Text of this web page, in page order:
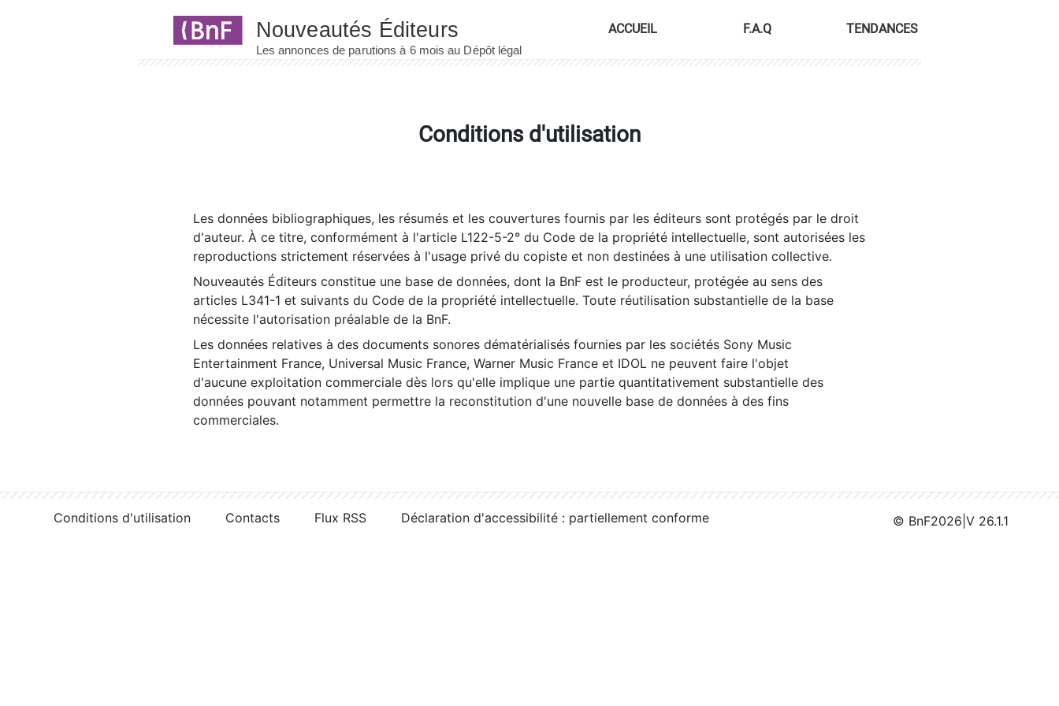
ACCUEIL F.A.Q TENDANCES
Conditions d'utilisation
Les données bibliographiques, les résumés et les couvertures fournis par les éditeurs sont protégés par le droit
d'auteur. À ce titre, conformément à l'article L122-5-2° du Code de la propriété intellectuelle, sont autorisées les
reproductions strictement réservées à l'usage privé du copiste et non destinées à une utilisation collective.
Nouveautés Éditeurs constitue une base de données, dont la BnF est le producteur, protégée au sens des
articles L341-1 et suivants du Code de la propriété intellectuelle. Toute réutilisation substantielle de la base
nécessite l'autorisation préalable de la BnF.
Les données relatives à des documents sonores dématérialisés fournies par les sociétés Sony Music
Entertainment France, Universal Music France, Warner Music France et IDOL ne peuvent faire l'objet
d'aucune exploitation commerciale dès lors qu'elle implique une partie quantitativement substantielle des
données pouvant notamment permettre la reconstitution d'une nouvelle base de données à des fins
commerciales.
Conditions d'utilisation Contacts Flux RSS Déclaration d'accessibilité : partiellement conforme © BnF2026 V 26.1.1